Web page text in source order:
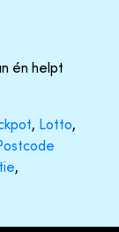
én helpt
, Lotto,
,